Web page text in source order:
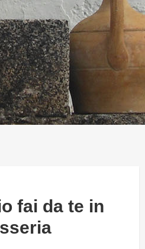
fai da te in